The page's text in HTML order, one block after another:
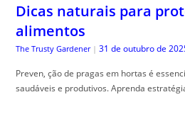
Dicas naturais para
alimentos
The Trusty Gardener | 31 de outubro de
Preven, ção de pragas em hortas é
saudáveis e produtivos. Aprenda